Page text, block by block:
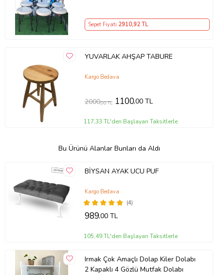
Sepet Fiyatı 2910,92 TL
YUVARLAK AHŞAP TABURE
Kargo Bedava
2000,00 TL 1100,00 TL
117,33 TL'den Başlayan Taksitlerle
Bu Ürünü Alanlar Bunları da Aldı
BİYSAN AYAK UCU PUF
(4)
Kargo Bedava
989,00 TL
105,49 TL'den Başlayan Taksitlerle
Irmak Çok Amaçlı Dolap Kiler Dolabı
2 Kapaklı 4 Gözlü Mutfak Dolabı